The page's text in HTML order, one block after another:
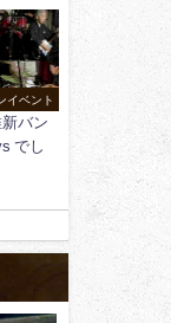
イベント
バン
でし